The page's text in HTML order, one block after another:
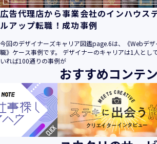
当社は、以下の方法により、個人情報を取
ます。
当社サービスにおいて、自ら入力された個
取得・収集させていただきます。
・電子メール、郵便、書面、電話等の手段
させていただく方法
当社に対し、電子メール、郵便、書面、
て、ご提供いただいた個人情報を、当社は
いただきます。
・当社等へアクセスされた際に情報を収
広告代理店から事業会社のインハウス
ルアップ転職！成功事例
今回のデザイナーズキャリア図鑑page.6は、《Webデ
職》ケース事例です。 デザイナーのキャリアは1人とし
いれば100通りの事例が
おすすめコンテ